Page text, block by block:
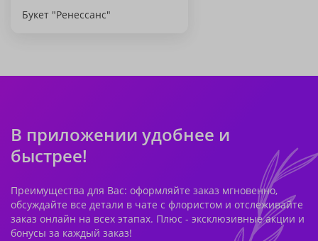
Букет "Ренессанс"
В приложении удобнее и
быстрее!
Преимущества для Вас: оформляйте заказ мгновенно,
обсуждайте все детали в чате с флористом и отслеживайте
заказ онлайн на всех этапах. Плюс - эксклюзивные акции и
бонусы за каждый заказ!